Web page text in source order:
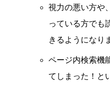
視力の悪い方や
っている方でも
きるようになり
ページ内検索機
てしまった！と